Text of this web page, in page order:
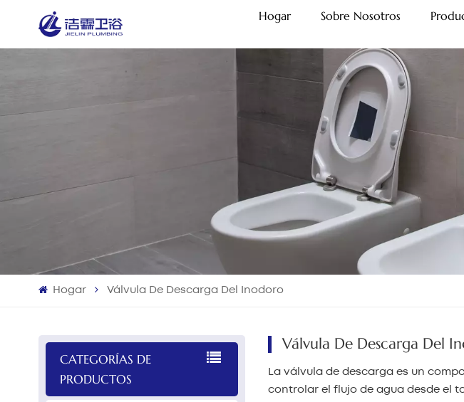
Hogar Sobre Nosotros
Hogar Válvula De Descarga Del Inodoro
CATEGORÍAS DE
PRODUCTOS
Válvula De Descarga Del
La válvula de descarga es un
controlar el flujo de agua desde el